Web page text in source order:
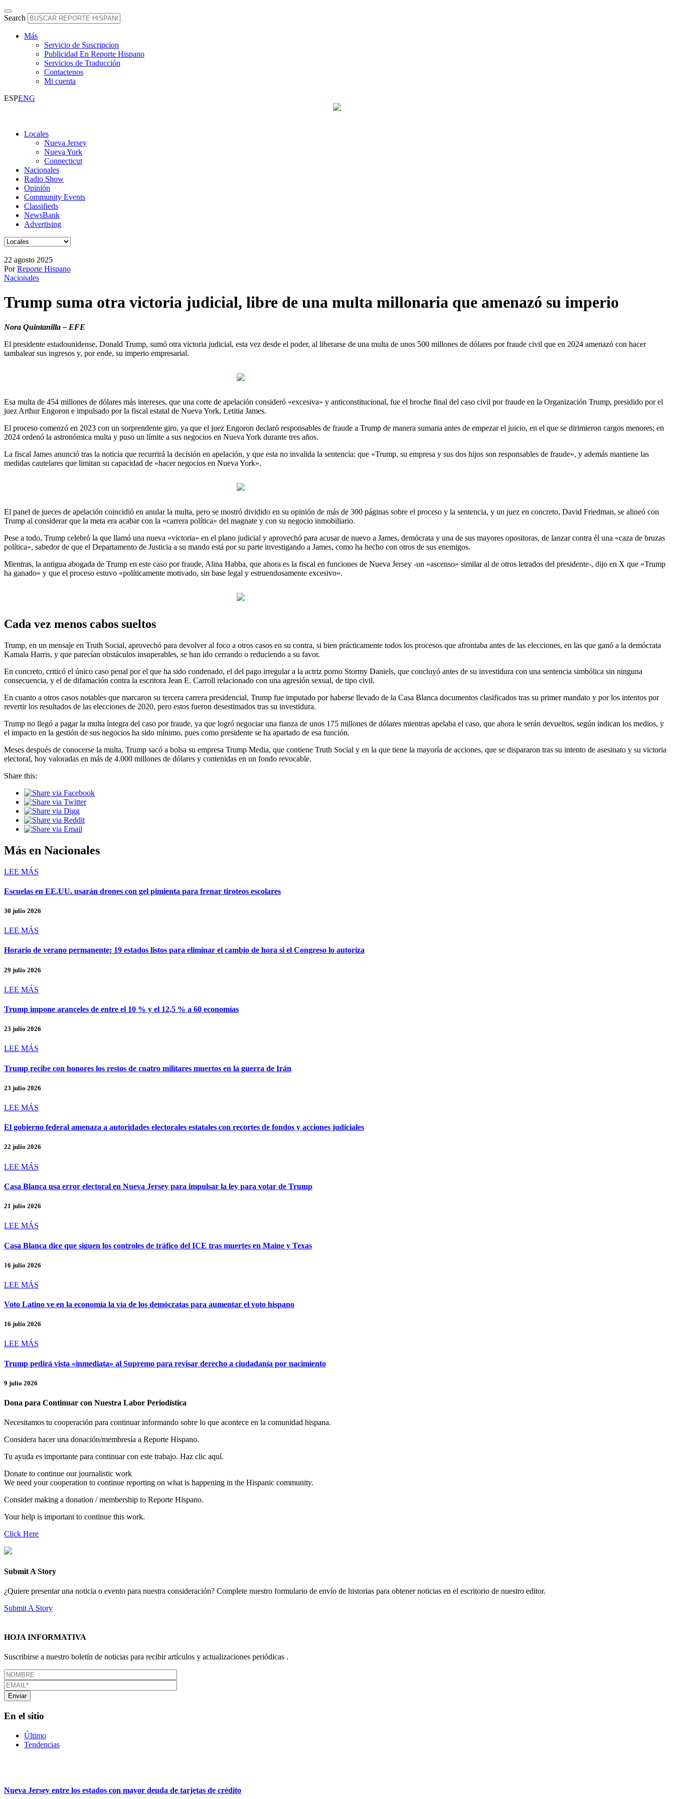
Search
Más
Servicio de Suscripcion
Publicidad En Reporte Hispano
Servicios de Traducción
Contactenos
Mi cuenta
ESPENG
Locales
Nueva Jersey
Nueva York
Connecticut
Nacionales
Radio Show
Opinión
Community Events
Classifieds
NewsBank
Advertising
22 agosto 2025
PorReporte Hispano
Nacionales
Trump suma otra victoria judicial, libre de una multa millonaria que amenazó su imperio
Nora Quintanilla – EFE
El presidente estadounidense, Donald Trump, sumó otra victoria judicial, esta vez desde el poder, al liberarse de una multa de unos 500 millones de dólares por fraude civil que en 2024 amenazó con hacer
tambalear sus ingresos y, por ende, su imperio empresarial.
Esa multa de 454 millones de dólares más intereses, que una corte de apelación consideró «excesiva» y anticonstitucional, fue el broche final del caso civil por fraude en la Organización Trump, presidido por el
juez Arthur Engoron e impulsado por la fiscal estatal de Nueva York, Letitia James.
El proceso comenzó en 2023 con un sorprendente giro, ya que el juez Engoron declaró responsables de fraude a Trump de manera sumaria antes de empezar el juicio, en el que se dirimieron cargos menores; en
2024 ordenó la astronómica multa y puso un límite a sus negocios en Nueva York durante tres años.
La fiscal James anunció tras la noticia que recurrirá la decisión en apelación, y que esta no invalida la sentencia: que «Trump, su empresa y sus dos hijos son responsables de fraude», y además mantiene las
medidas cautelares que limitan su capacidad de «hacer negocios en Nueva York».
El panel de jueces de apelación coincidió en anular la multa, pero se mostró dividido en su opinión de más de 300 páginas sobre el proceso y la sentencia, y un juez en concreto, David Friedman, se alineó con
Trump al considerar que la meta era acabar con la «carrera política» del magnate y con su negocio inmobiliario.
Pese a todo, Trump celebró la que llamó una nueva «victoria» en el plano judicial y aprovechó para acusar de nuevo a James, demócrata y una de sus mayores opositoras, de lanzar contra él una «caza de bruzas
política», sabedor de que el Departamento de Justicia a su mando está por su parte investigando a James, como ha hecho con otros de sus enemigos.
Mientras, la antigua abogada de Trump en este caso por fraude, Alina Habba, que ahora es la fiscal en funciones de Nueva Jersey -un «ascenso» similar al de otros letrados del presidente-, dijo en X que «Trump
ha ganado» y que el proceso estuvo «políticamente motivado, sin base legal y estruendosamente excesivo».
Cada vez menos cabos sueltos
Trump, en un mensaje en Truth Social, aprovechó para devolver al foco a otros casos en su contra, si bien prácticamente todos los procesos que afrontaba antes de las elecciones, en las que ganó a la demócrata
Kamala Harris, y que parecían obstáculos insuperables, se han ido cerrando o reduciendo a su favor.
En concreto, criticó el único caso penal por el que ha sido condenado, el del pago irregular a la actriz porno Stormy Daniels, que concluyó antes de su investidura con una sentencia simbólica sin ninguna
consecuencia, y el de difamación contra la escritora Jean E. Carroll relacionado con una agresión sexual, de tipo civil.
En cuanto a otros casos notables que marcaron su tercera carrera presidencial, Trump fue imputado por haberse llevado de la Casa Blanca documentos clasificados tras su primer mandato y por los intentos por
revertir los resultados de las elecciones de 2020, pero estos fueron desestimados tras su investidura.
Trump no llegó a pagar la multa íntegra del caso por fraude, ya que logró negociar una fianza de unos 175 millones de dólares mientras apelaba el caso, que ahora le serán devueltos, según indican los medios, y
el impacto en la gestión de sus negocios ha sido mínimo, pues como presidente se ha apartado de esa función.
Meses después de conocerse la multa, Trump sacó a bolsa su empresa Trump Media, que contiene Truth Social y en la que tiene la mayoría de acciones, que se dispararon tras su intento de asesinato y su victoria
electoral, hoy valoradas en más de 4.000 millones de dólares y contenidas en un fondo revocable.
Share this:
Más en Nacionales
LEE MÁS
Escuelas en EE.UU. usarán drones con gel pimienta para frenar tiroteos escolares
30 julio 2026
LEE MÁS
Horario de verano permanente: 19 estados listos para eliminar el cambio de hora si el Congreso lo autoriza
29 julio 2026
LEE MÁS
Trump impone aranceles de entre el 10 % y el 12,5 % a 60 economías
23 julio 2026
LEE MÁS
Trump recibe con honores los restos de cuatro militares muertos en la guerra de Irán
23 julio 2026
LEE MÁS
El gobierno federal amenaza a autoridades electorales estatales con recortes de fondos y acciones judiciales
22 julio 2026
LEE MÁS
Casa Blanca usa error electoral en Nueva Jersey para impulsar la ley para votar de Trump
21 julio 2026
LEE MÁS
Casa Blanca dice que siguen los controles de tráfico del ICE tras muertes en Maine y Texas
16 julio 2026
LEE MÁS
Voto Latino ve en la economía la vía de los demócratas para aumentar el voto hispano
16 julio 2026
LEE MÁS
Trump pedirá vista «inmediata» al Supremo para revisar derecho a ciudadanía por nacimiento
9 julio 2026
Dona para Continuar con Nuestra Labor Periodística
Necesitamos tu cooperación para continuar informando sobre lo que acontece en la comunidad hispana.
Considera hacer una donación/membresía a Reporte Hispano.
Tu ayuda es importante para continuar con este trabajo. Haz clic aquí.
Donate to continue our journalistic work
We need your cooperation to continue reporting on what is happening in the Hispanic community.
Consider making a donation / membership to Reporte Hispano.
Your help is important to continue this work.
Click Here
Submit A Story
¿Quiere presentar una noticia o evento para nuestra consideración? Complete nuestro formulario de envío de historias para obtener noticias en el escritorio de nuestro editor.
Submit A Story
HOJA INFORMATIVA
Suscribirse a nuestro boletín de noticias para recibir artículos y actualizaciones periódicas .
En el sitio
Último
Tendencias
Nueva Jersey entre los estados con mayor deuda de tarjetas de crédito